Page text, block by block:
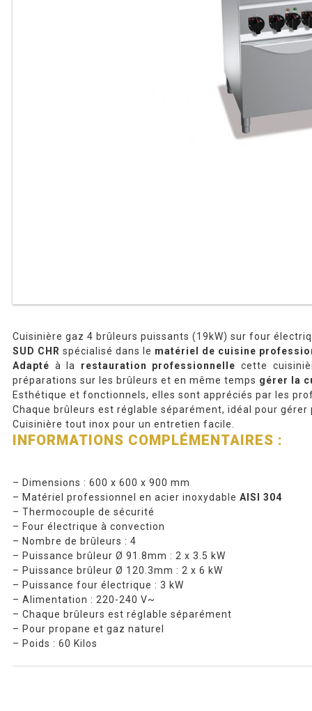
Cuisinière gaz 4 brûleurs puissants (19kW) sur four
SUD CHR spécialisé dans le matériel de cuisine
Adapté à la restauration professionnelle cette
préparations sur les brûleurs et en même temps gérer la
Esthétique et fonctionnels, elles sont appréciés par les
Chaque brûleurs est réglable séparément, idéal pour gérer
Cuisinière tout inox pour un entretien facile.
INFORMATIONS COMPLÉMENTAIRES :
– Dimensions : 600 x 600 x 900 mm
– Matériel professionnel en acier inoxydable AISI 304
– Thermocouple de sécurité
– Four électrique à convection
– Nombre de brûleurs : 4
– Puissance brûleur Ø 91.8mm : 2 x 3.5 kW
– Puissance brûleur Ø 120.3mm : 2 x 6 kW
– Puissance four électrique : 3 kW
– Alimentation : 220-240 V~
– Chaque brûleurs est réglable séparément
– Pour propane et gaz naturel
– Poids : 60 Kilos